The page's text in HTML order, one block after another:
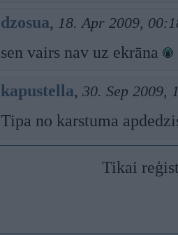
dzosua, 18. Apr 2009,
sen vairs nav uz ekrāna
kapustella, 30. Sep 2009,
Tipa no karstuma
Tikai